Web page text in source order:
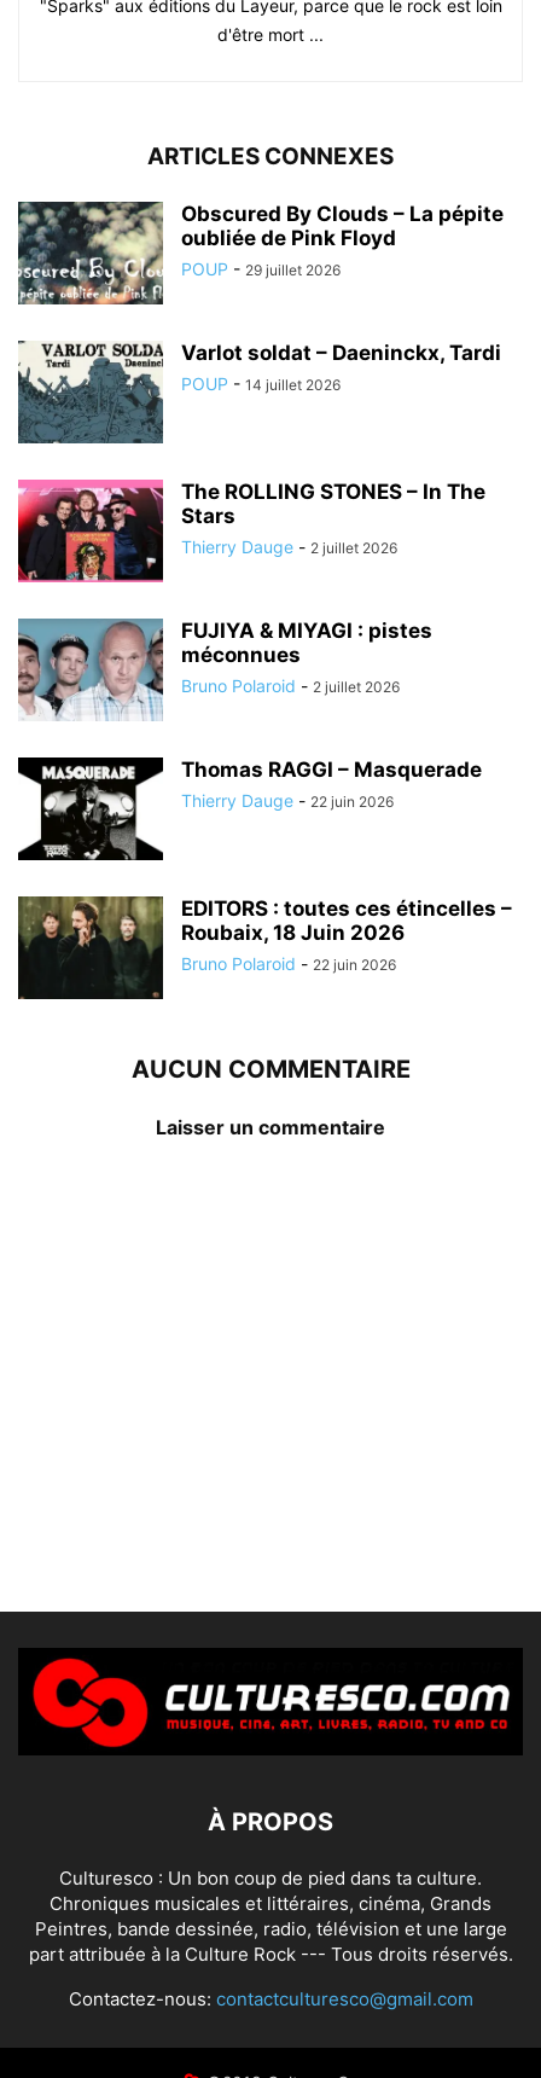
"Sparks" aux éditions du Layeur, parce que le rock est loin
d'être mort ...
ARTICLES CONNEXES
Obscured By Clouds – La pépite
oubliée de Pink Floyd
POUP - 29 juillet 2026
Varlot soldat – Daeninckx, Tardi
POUP - 14 juillet 2026
The ROLLING STONES – In The
Stars
Thierry Dauge - 2 juillet 2026
FUJIYA & MIYAGI : pistes
méconnues
Bruno Polaroid - 2 juillet 2026
Thomas RAGGI – Masquerade
Thierry Dauge - 22 juin 2026
EDITORS : toutes ces étincelles –
Roubaix, 18 Juin 2026
Bruno Polaroid - 22 juin 2026
AUCUN COMMENTAIRE
Laisser un commentaire
À PROPOS
Culturesco : Un bon coup de pied dans ta culture.
Chroniques musicales et littéraires, cinéma, Grands
Peintres, bande dessinée, radio, télévision et une large
part attribuée à la Culture Rock --- Tous droits réservés.
Contactez-nous: contactculturesco@gmail.com